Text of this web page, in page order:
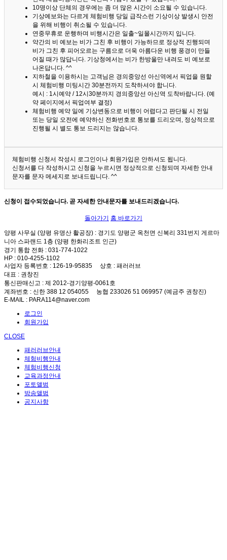
10명이상 단체의 경우에는 좀 더 많은 시간이 소요될 수 있습니다.
기상예보와는 다르게 체험비행 당일 급작스런 기상이상 발생시 안전
을 위해 비행이 취소될 수 있습니다.
연중무휴로 운행하며 비행시간은 일출~일몰시간까지 입니다.
약간의 비 예보는 비가 그친 후 비행이 가능하므로 정상적 진행되며
비가 그친 후 피어오르는 구름으로 더욱 아름다운 비행 풍경이 만들
어질 때가 많답니다. 기상청에서는 비가 한방울만 내려도 비 예보로
나온답니다. ^^
지하철을 이용하시는 고객님은 경의중앙선 아신역에서 픽업을 원할
시 체험비행 미팅시간 30분전까지 도착하셔야 합니다.
예시 : 1시예약 / 12시30분까지 경의중앙선 아신역 도착바랍니다. (예
약 페이지에서 픽업여부 결정)
체험비행 예약 일에 기상변동으로 비행이 어렵다고 판단될 시 전일
또는 당일 오전에 예약하신 전화번호로 통보를 드리오며, 정상적으로
진행될 시 별도 통보 드리지는 않습니다.
체험비행 신청서 작성시 로그인이나 회원가입은 안하셔도 됩니다.
신청서를 다 작성하시고 신청을 누르시면 정상적으로 신청되며 자세한 안내
문자를 문자 메세지로 보내드립니다. ^^
신청이 접수되었습니다. 곧 자세한 안내문자를 보내드리겠습니다.
돌아가기 홈 바로가기
양평 사무실 (양평 유명산 활공장) : 경기도 양평군 옥천면 신복리 331번지 게르마
니아 스파랜드 1층 (양평 한화리조트 인근)
경기 통합 전화 : 031-774-1022
HP : 010-4255-1102
사업자 등록번호 : 126-19-95835 상호 : 패러러브
대표 : 권창진
통신판매신고 : 제 2012-경기양평-0061호
계좌번호 : 신한 388 12 054055 농협 233026 51 069957 (예금주 권창진)
E-MAIL : PARA114@naver.com
로그인
회원가입
CLOSE
패러러브안내
체험비행안내
체험비행신청
교육과정안내
포토앨범
방송앨범
공지사항